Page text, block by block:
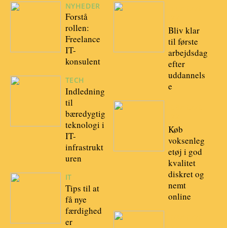
NYHEDER
Forstå
rollen:
Freelance
IT-
konsulent
TECH
Indledning
til
bæredygtig
teknologi i
IT-
infrastrukt
uren
IT
Tips til at
få nye
færdighed
er
Bliv klar
til første
arbejdsdag
efter
uddannels
e
Køb
voksenleg
etøj i god
kvalitet
diskret og
nemt
online